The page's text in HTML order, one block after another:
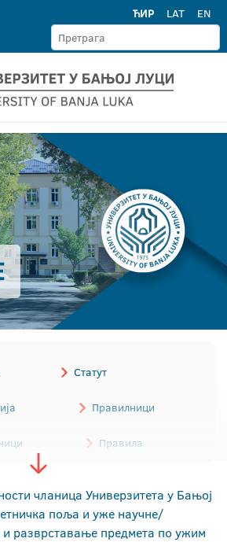
ЋИР LAT EN
Статут
Правилници
Правила
Остали акти
чланица Универзитета у Бањој
поља и уже научне/
и разврставање предмета по ужим